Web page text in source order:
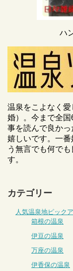
ハ
温泉をこよなく
婚）。今まで全
事を読んで良か
嬉しいです。一
う無言でも何で
す。
カテゴリー
人気温泉地ピック
箱根の温泉
伊豆の温泉
万座の温泉
伊香保の温泉